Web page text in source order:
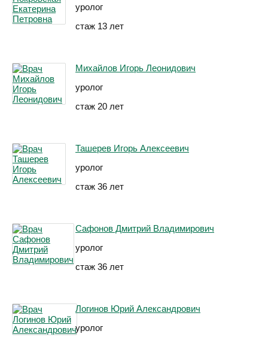
уролог
стаж 13 лет
Михайлов Игорь Леонидович
уролог
стаж 20 лет
Ташерев Игорь Алексеевич
уролог
стаж 36 лет
Сафонов Дмитрий Владимирович
уролог
стаж 36 лет
Логинов Юрий Александрович
уролог